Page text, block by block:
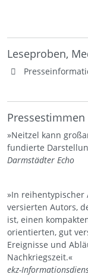
Leseproben,
Pressestimmen
»Neitzel kann
fundierte
Darmstädter Echo
»In reihentypischer
versierten Autors,
ist, einen
orientierten, gut
Ereignisse und
Nachkriegszeit.«
ekz-